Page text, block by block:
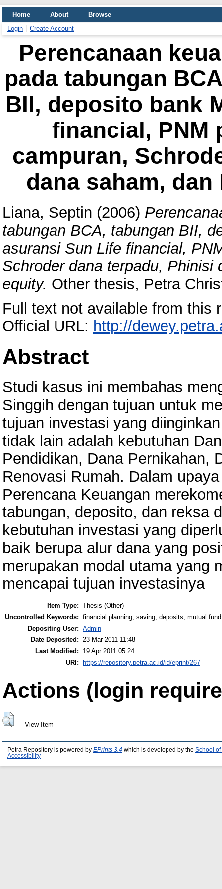
Home About
Browse
Login
Create Account
Perencanaan
pada tabungan
BII, deposito bank
financial, PNM
campuran,
dana saham,
Liana, Septin (2006)
tabungan BCA, tabungan BII,
asuransi Sun Life financial,
Schroder dana terpadu,
equity. Other thesis, Petra
Full text not available from this
Official URL: http://
Abstract
Studi kasus ini membahas
Singgih dengan tujuan untuk
tujuan investasi yang
tidak lain adalah kebutuhan
Pendidikan, Dana Pernikahan,
Renovasi Rumah. Dalam
Perencana Keuangan
tabungan, deposito, dan reksa
kebutuhan investasi yang
baik berupa alur dana yang
merupakan modal utama yang
mencapai tujuan investasinya
Item Type: Thesis (Other)
Uncontrolled Keywords: financial planning, saving, deposits, mutual
Depositing User: Admin
Date Deposited:
23 Mar 2011 11:48
Last Modified:
19 Apr 2011 05:24
URI: https://repository.petra.ac.id/id/eprint/267
Actions (login
View Item
Petra Repository is powered by EPrints 3.4 which is developed by the School of
Accessibility